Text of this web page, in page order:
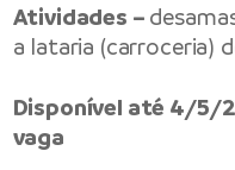
Atividades –
a lataria (carroceria)
Disponível até 4/5/
vaga